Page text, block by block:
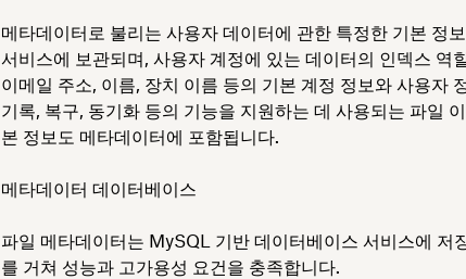
메타데이터로 불리는 사용자 데이터에 관한 특정한 기본 정
서비스에 보관되며, 사용자 계정에 있는 데이터의 인덱스 역
이메일 주소, 이름, 장치 이름 등의 기본 계정 정보와 사용자
기록, 복구, 동기화 등의 기능을 지원하는 데 사용되는 파일
본 정보도 메타데이터에 포함됩니다.
메타데이터 데이터베이스
파일 메타데이터는 MySQL 기반 데이터베이스 서비스에 저
를 거쳐 성능과 고가용성 요건을 충족합니다.